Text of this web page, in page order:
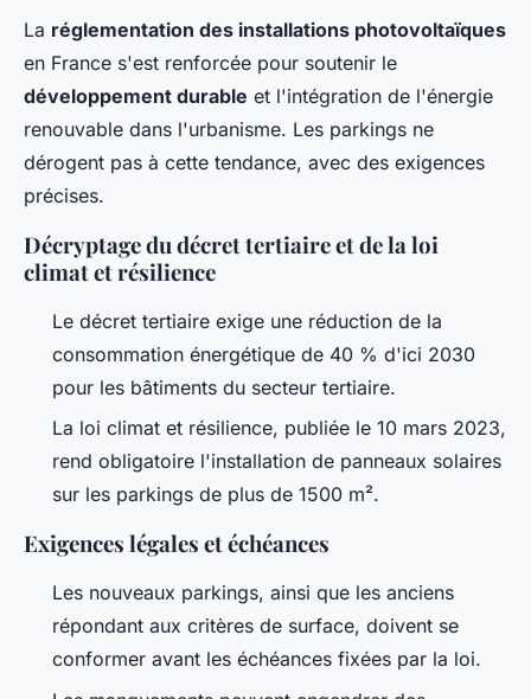
La réglementation des installations photovoltaïques
en France s'est renforcée pour soutenir le
développement durable et l'intégration de l'énergie
renouvable dans l'urbanisme. Les parkings ne
dérogent pas à cette tendance, avec des exigences
précises.
Décryptage du décret tertiaire et de la loi
climat et résilience
Le décret tertiaire exige une réduction de la
consommation énergétique de 40 % d'ici 2030
pour les bâtiments du secteur tertiaire.
La loi climat et résilience, publiée le 10 mars 2023,
rend obligatoire l'installation de panneaux solaires
sur les parkings de plus de 1500 m².
Exigences légales et échéances
Les nouveaux parkings, ainsi que les anciens
répondant aux critères de surface, doivent se
conformer avant les échéances fixées par la loi.